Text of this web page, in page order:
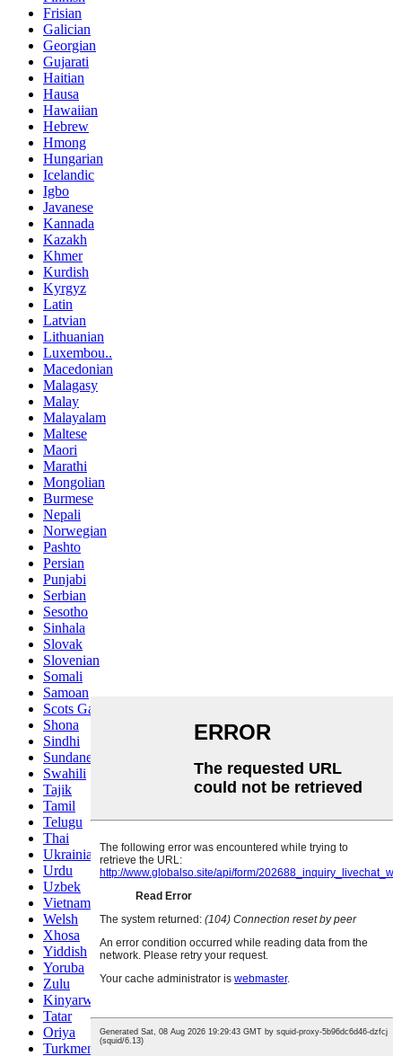
Frisian
Galician
Georgian
Gujarati
Haitian
Hausa
Hawaiian
Hebrew
Hmong
Hungarian
Icelandic
Igbo
Javanese
Kannada
Kazakh
Khmer
Kurdish
Kyrgyz
Latin
Latvian
Lithuanian
Luxembou..
Macedonian
Malagasy
Malay
Malayalam
Maltese
Maori
Marathi
Mongolian
Burmese
Nepali
Norwegian
Pashto
Persian
Punjabi
Serbian
Sesotho
Sinhala
Slovak
Slovenian
Somali
Samoan
Scots Gaelic
Shona
Sindhi
Sundanese
Swahili
Tajik
Tamil
Telugu
Thai
Ukrainian
Urdu
Uzbek
Vietnamese
Welsh
Xhosa
Yiddish
Yoruba
Zulu
Kinyarwanda
Tatar
Oriya
Turkmen